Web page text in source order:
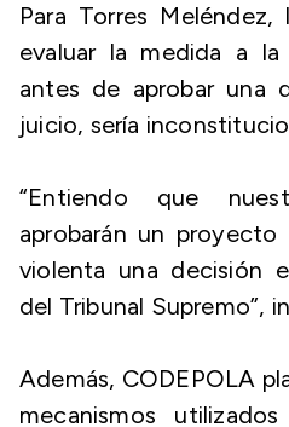
Para Torres
evaluar la medida a
antes de aprobar una
juicio, sería
“Entiendo que
aprobarán un
violenta una decisión
del Tribunal Supremo”,
Además, CODEPOLA
mecanismos